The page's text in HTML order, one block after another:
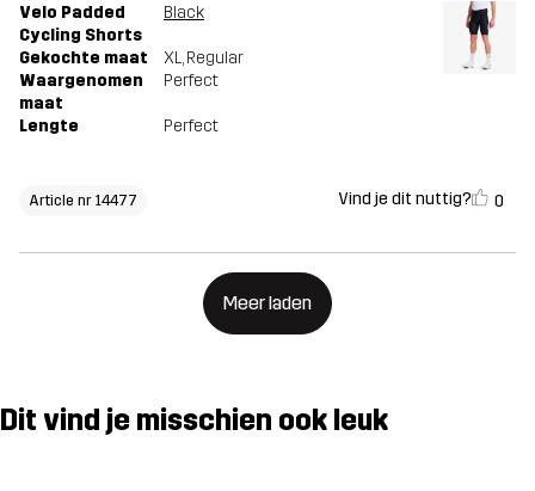
Velo Padded
Cycling Shorts
Black
Gekochte maat XL, Regular
Waargenomen
maat
Perfect
Lengte Perfect
Article nr 14477 Vind je dit nuttig? 0
Meer laden
Dit vind je misschien ook leuk